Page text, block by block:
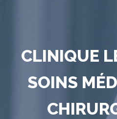
CLINIQUE
SOINS